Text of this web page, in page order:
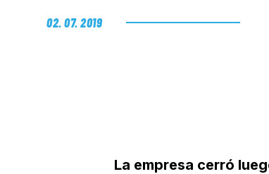
02. 07. 2019
La empresa cerró